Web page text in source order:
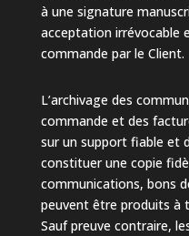
à une signature
acceptation irrévocable
commande par le Client.
L’archivage des
commande et des
sur un support fiable et
constituer une copie
communications, bons
peuvent être produits à
Sauf preuve contraire,